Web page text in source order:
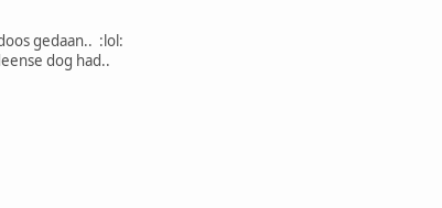
gedaan.. :lol:
dog had..